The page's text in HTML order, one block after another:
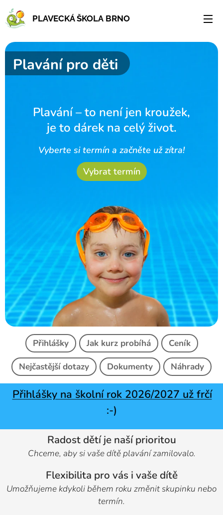
PLAVECKÁ ŠKOLA BRNO
Plavání pro děti
Plavání – to není jen kroužek,
je to dárek na celý život.
Vyberte si termín a začněte už zítra!
Vybrat termín
Přihlášky Jak kurz probíhá Ceník
Nejčastější dotazy Dokumenty Náhrady
Přihlášky na školní rok 2026/2027 už frčí
:-)
Radost dětí je naší prioritou
Chceme, aby si vaše dítě plavání zamilovalo.
Flexibilita pro vás i vaše dítě
Umožňujeme kdykoli během roku změnit skupinku nebo
termín.